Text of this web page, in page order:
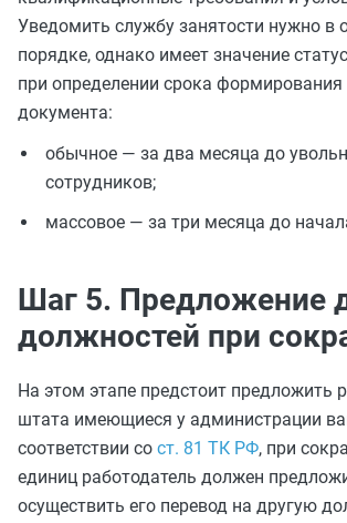
Уведомить службу занятости нужно в
порядке, однако имеет значение
при определении срока формирования
документа:
обычное — за два месяца до
сотрудников;
массовое — за три месяца до
Шаг 5. Предложение
должностей при
На этом этапе предстоит предложить
штата имеющиеся у администрации
соответствии со ст. 81 ТК РФ, при
единиц работодатель должен
осуществить его перевод на другую